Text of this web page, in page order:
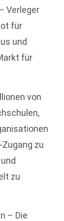
Verleger
für
und
für
von
zu
zu
– Die